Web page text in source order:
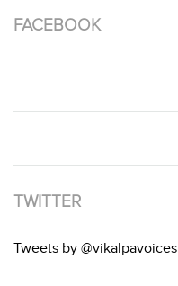
FACEBOOK
TWITTER
Tweets by @vikalpavoices